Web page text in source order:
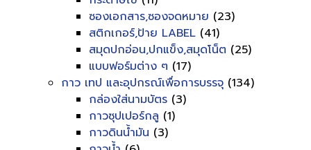
ซองเอกสาร,ซองจดหมาย (23)
สติกเกอร์,ป้าย LABEL (41)
สมุดปกอ่อน,ปกแข็ง,สมุดโน็ต (25)
แบบฟอร์มต่าง ๆ (17)
กาว เทป และอุปกรณ์เพื่อการบรรจุ (134)
กล่องใส่นามบัตร (3)
กาวซุปเปอร์กลู (1)
กาวดินน้ำมัน (3)